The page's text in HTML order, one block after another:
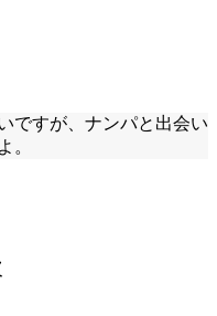
ですが、ナンパと出会い
。